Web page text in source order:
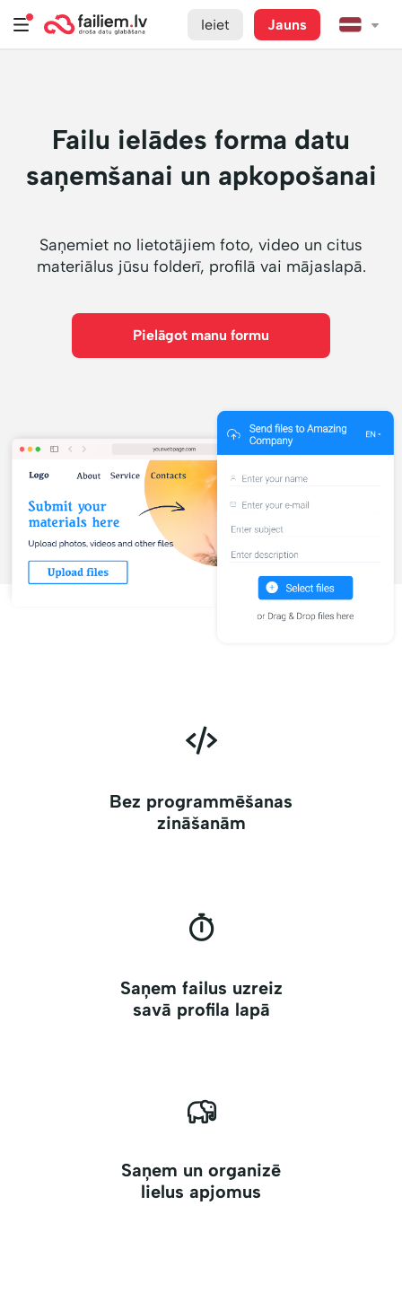
Ieiet Jauns
Failu ielādes forma datu
saņemšanai un apkopošanai
Saņemiet no lietotājiem foto, video un citus
materiālus jūsu folderī, profilā vai mājaslapā.
Pielāgot manu formu
Bez programmēšanas
zināšanām
Saņem failus uzreiz
savā profila lapā
Saņem un organizē
lielus apjomus